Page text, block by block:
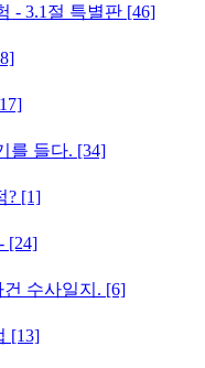
- 3.1절 특별판 [46]
를 들다. [34]
? [1]
[24]
수사일지. [6]
[13]